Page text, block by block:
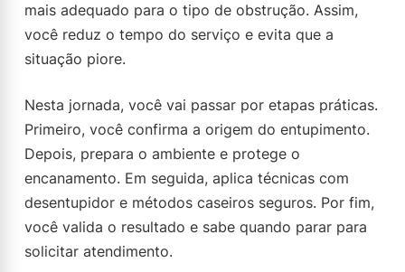
mais adequado para o tipo de obstrução. Assim,
você reduz o tempo do serviço e evita que a
situação piore.
Nesta jornada, você vai passar por etapas práticas.
Primeiro, você confirma a origem do entupimento.
Depois, prepara o ambiente e protege o
encanamento. Em seguida, aplica técnicas com
desentupidor e métodos caseiros seguros. Por fim,
você valida o resultado e sabe quando parar para
solicitar atendimento.